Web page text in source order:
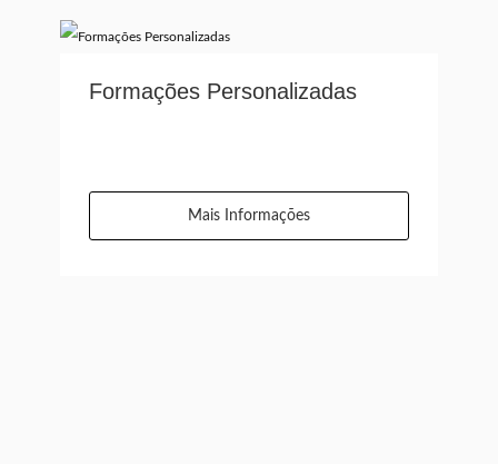
Formações Personalizadas
Mais Informações